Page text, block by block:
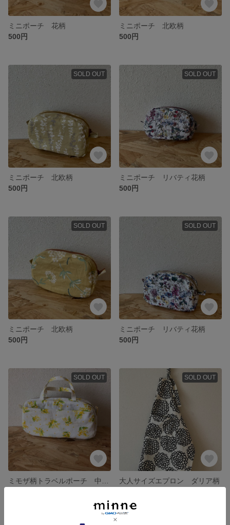
ミニポーチ 花柄
500円
ミニポーチ 北欧柄
500円
SOLD OUT
ミニポーチ 北欧柄
500円
SOLD OUT
ミニポーチ リバティ花柄
500円
SOLD OUT
ミニポーチ 北欧柄
500円
SOLD OUT
ミニポーチ リバティ花柄
500円
SOLD OUT SOLD OUT
大人サイズエプロン ダリア柄